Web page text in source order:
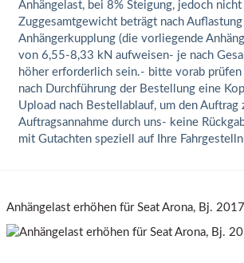
Anhängelast, bei 8% Steigung, jedoch
Zuggesamtgewicht beträgt nach
Anhängerkupplung (die vorliegende
von 6,55-8,33 kN aufweisen- je nach
höher erforderlich sein.- bitte vorab
nach Durchführung der Bestellung eine
Upload nach Bestellablauf, um den
Auftragsannahme durch uns- keine
mit Gutachten speziell auf Ihre
Anhängelast erhöhen für Seat Arona, Bj.